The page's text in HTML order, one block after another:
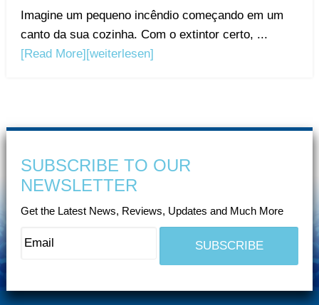
Imagine um pequeno incêndio começando em um
canto da sua cozinha. Com o extintor certo, ...
[Read More][weiterlesen]
SUBSCRIBE TO OUR
NEWSLETTER
Get the Latest News, Reviews, Updates and Much More